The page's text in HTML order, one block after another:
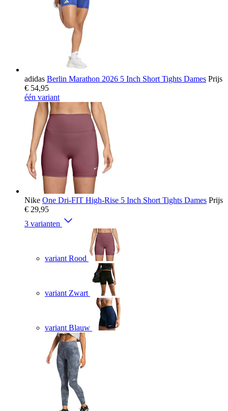
adidas Berlin Marathon 2026 5 Inch Short Tights Dames Prijs
€ 54,95
één variant
Nike One Dri-FIT High-Rise 5 Inch Short Tights Dames Prijs
€ 29,95
3 varianten
variant Rood
variant Zwart
variant Blauw